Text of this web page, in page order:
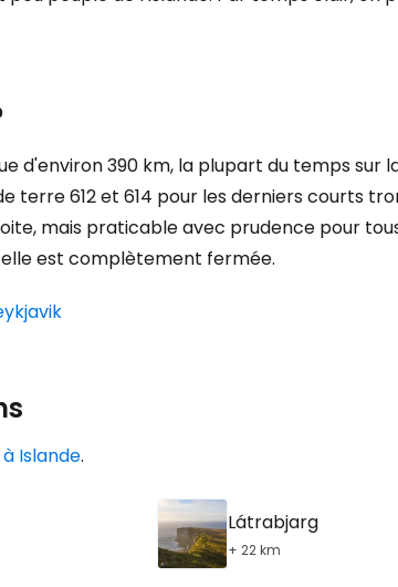
d'environ 390 km, la plupart du temps sur
terre 612 et 614 pour les derniers courts
mais praticable avec prudence pour
est complètement fermée.
Islande.
Látrabjarg
+ 22 km
Continuer avec Facebook